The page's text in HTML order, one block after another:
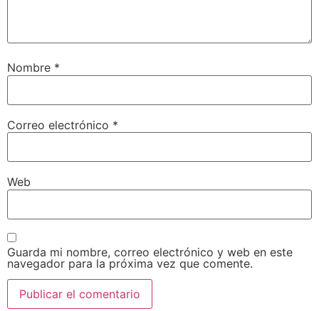
Nombre *
Correo electrónico *
Web
Guarda mi nombre, correo electrónico y web en este
navegador para la próxima vez que comente.